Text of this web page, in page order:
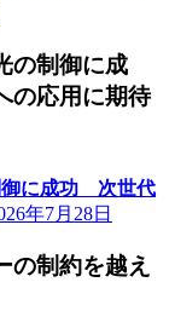
の制御に成
の応用に期待
御に成功 次世代
年7月28日
の制約を越え